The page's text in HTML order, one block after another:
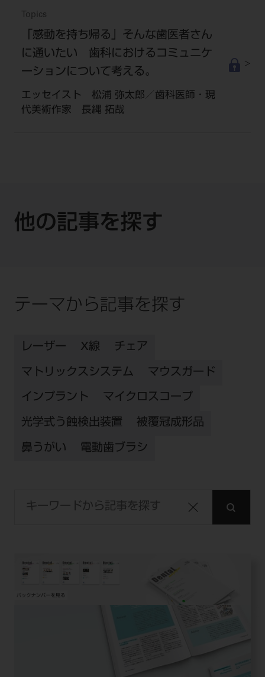
Topics
「感動を持ち帰る」そんな歯医者さん
に通いたい 歯科におけるコミュニケ
ーションについて考える。
エッセイスト 松浦 弥太郎／歯科医師・現
代美術作家 長縄 拓哉
他の記事を探す
テーマから記事を探す
レーザー X線 チェア
マトリックスシステム マウスガード
インプラント マイクロスコープ
光学式う蝕検出装置 被覆冠成形品
鼻うがい 電動歯ブラシ